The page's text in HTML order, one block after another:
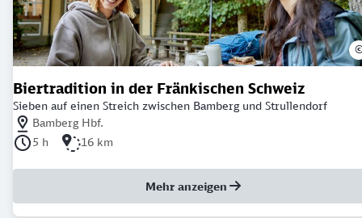
Biertradition in der Fränkischen Schweiz
Sieben auf einen Streich zwischen Bamberg und Strullendorf
Nächstgelegener Bahnhof: Bamberg Hbf.
Bamberg Hbf.
Dauer der Tour: 5 Stunden
5 h Länge der Tour: 16 Kilometer
16 km
Mehr anzeigen